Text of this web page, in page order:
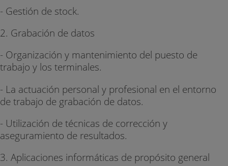
- Gestión de stock.
2. Grabación de datos
- Organización y mantenimiento del puesto de
trabajo y los terminales.
- La actuación personal y profesional en el entorno
de trabajo de grabación de datos.
- Utilización de técnicas de corrección y
aseguramiento de resultados.
3. Aplicaciones informáticas de propósito general